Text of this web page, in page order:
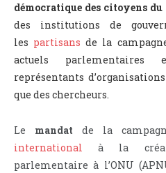
démocratique des citoyens du
des institutions de
les partisans de la
actuels parlementaires
représentants
que des chercheurs.
Le mandat de la
international à la
parlementaire à l’ONU